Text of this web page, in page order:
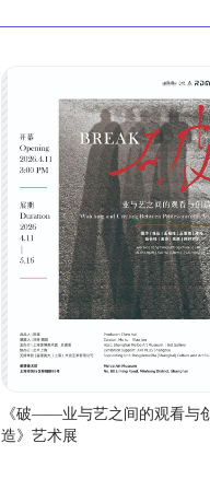
《破——业与艺之间的观看与
造》艺术展